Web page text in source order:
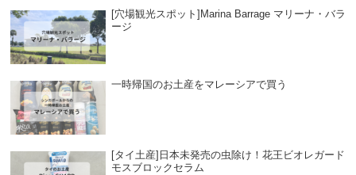
[穴場観光スポット]Marina Barrage マリーナ・バラ
ージ
一時帰国のお土産をマレーシアで買う
[タイ土産]日本未発売の虫除け！花王ビオレガード
モスブロックセラム